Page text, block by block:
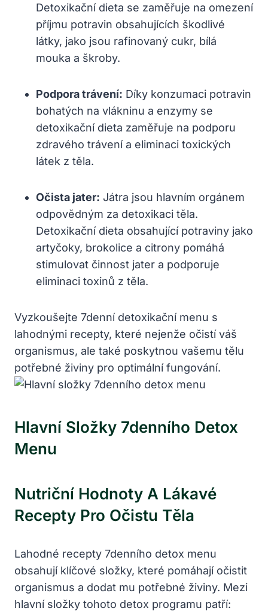
Detoxikační dieta se zaměřuje na omezení
příjmu potravin obsahujících škodlivé
látky, jako jsou rafinovaný cukr, bílá
mouka a škroby.
Podpora trávení: Díky konzumaci potravin
bohatých na vlákninu a enzymy se
detoxikační dieta zaměřuje na podporu
zdravého trávení a eliminaci toxických
látek z těla.
Očista jater: Játra jsou hlavním orgánem
odpovědným za detoxikaci těla.
Detoxikační dieta obsahující potraviny jako
artyčoky, brokolice a citrony pomáhá
stimulovat činnost jater a podporuje
eliminaci toxinů z těla.
Vyzkoušejte 7denní detoxikační menu s
lahodnými recepty, které nejenže očistí váš
organismus, ale také poskytnou vašemu tělu
potřebné živiny pro optimální fungování.
Hlavní Složky 7denního Detox
Menu
Nutriční Hodnoty A Lákavé
Recepty Pro Očistu Těla
Lahodné recepty 7denního detox menu
obsahují klíčové složky, které pomáhají očistit
organismus a dodat mu potřebné živiny. Mezi
hlavní složky tohoto detox programu patří: